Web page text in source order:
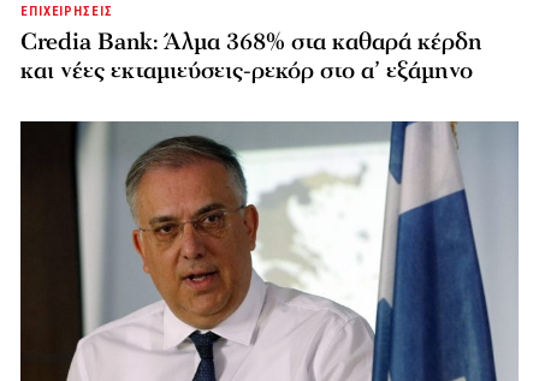
ΕΠΙΧΕΙΡΗΣΕΙΣ
Credia Bank: Άλμα 368% στα καθαρά κέρδη
και νέες εκταμιεύσεις-ρεκόρ στο α’ εξάμηνο